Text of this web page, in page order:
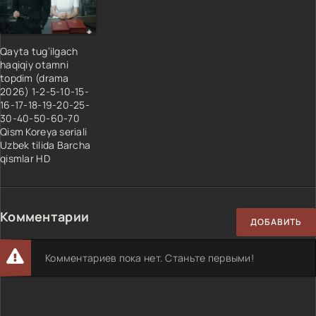
35 Qism
37 Qism
38 Qism
39 Qism
40 Qism
41 Qism
42 Qism
45 Qism
46 Qism
47 Qism
48 Qism
Qayta tug‘ilgach
haqiqiy otamni
topdim (drama
2026) 1-2-5-10-15-
16-17-18-19-20-25-
30-40-50-60-70
Qism Koreya seriali
Uzbek tilida Barcha
qismlar HD
Комментарии ДОБАВИТЬ
Комментариев пока нет. Станьте первыми!